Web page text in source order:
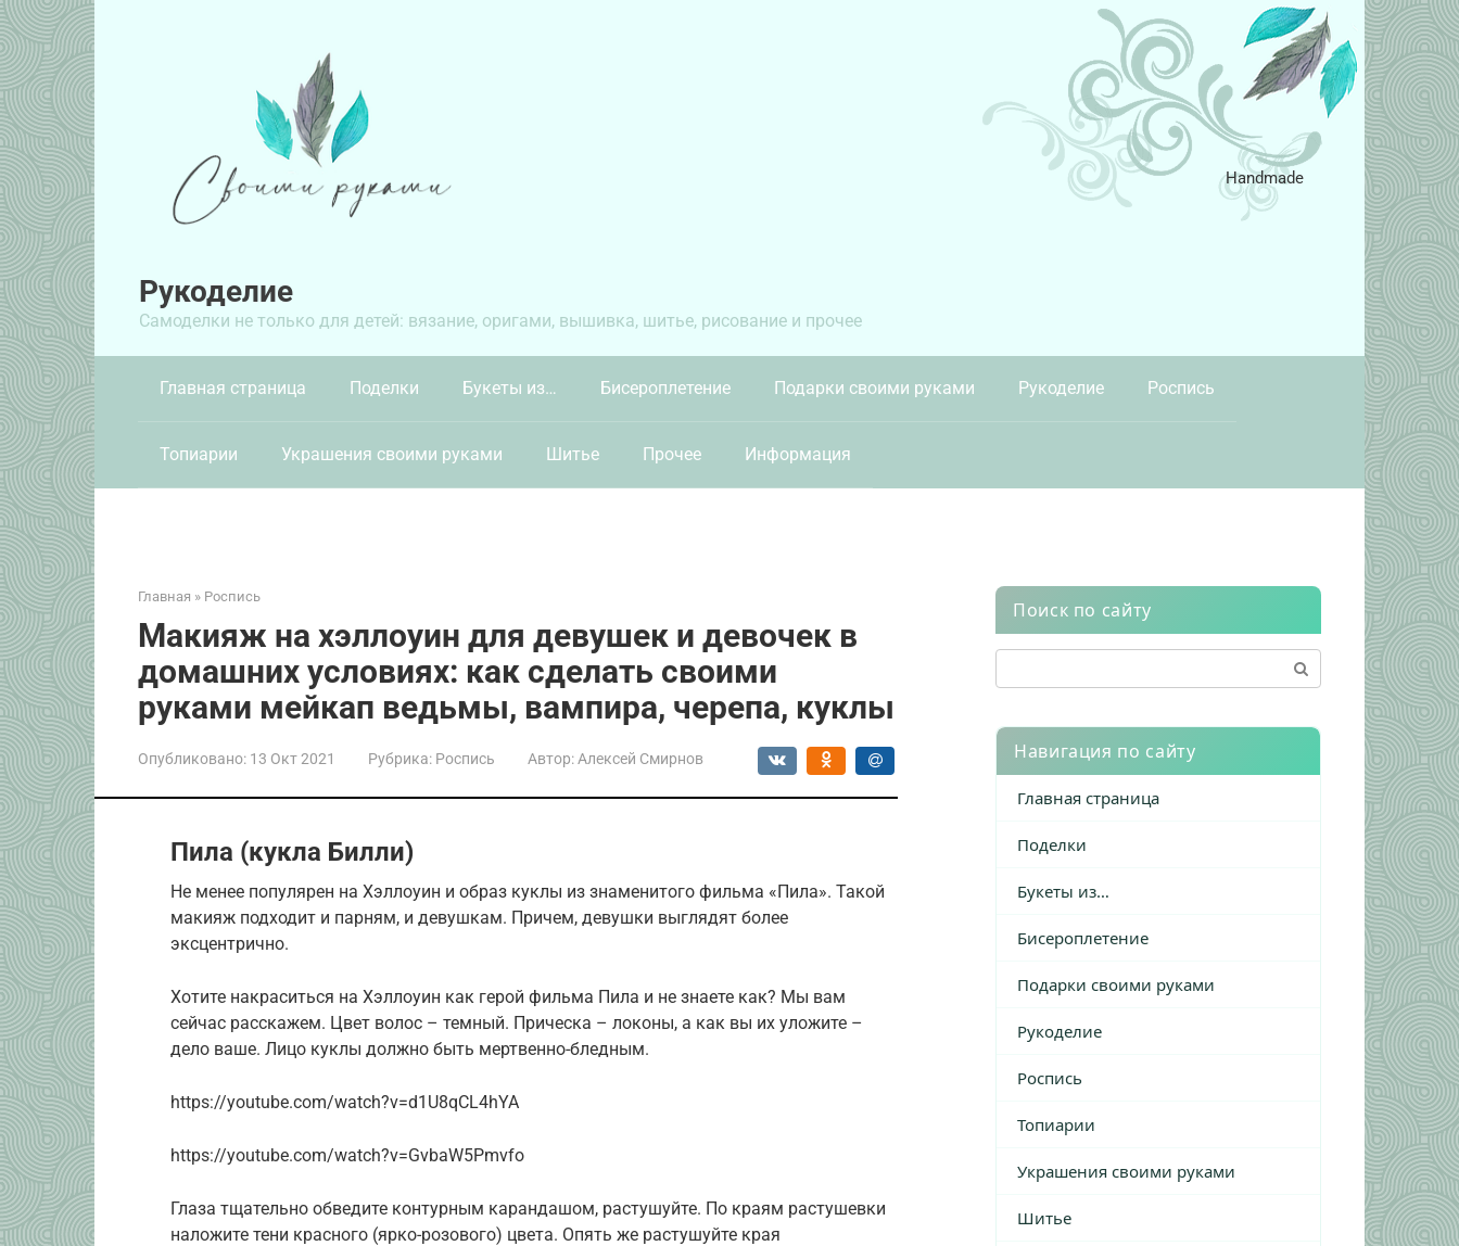
Перейти
к
контенту
Рукоделие
Самоделки не только для детей: вязание, оригами, вышивка, шитье, рисование и прочее
Handmade
Главная страница Поделки Букеты из… Бисероплетение Подарки своими руками Рукоделие Роспись
Топиарии Украшения своими руками Шитье Прочее Информация
Главная » Роспись
Макияж на хэллоуин для девушек и девочек в
домашних условиях: как сделать своими
руками мейкап ведьмы, вампира, черепа, куклы
Опубликовано: 13 Окт 2021 Рубрика: Роспись Автор: Алексей Смирнов
Пила (кукла Билли)
Не менее популярен на Хэллоуин и образ куклы из знаменитого фильма «Пила». Такой
макияж подходит и парням, и девушкам. Причем, девушки выглядят более
эксцентрично.
Хотите накраситься на Хэллоуин как герой фильма Пила и не знаете как? Мы вам
сейчас расскажем. Цвет волос – темный. Прическа – локоны, а как вы их уложите –
дело ваше. Лицо куклы должно быть мертвенно-бледным.
https://youtube.com/watch?v=d1U8qCL4hYA
https://youtube.com/watch?v=GvbaW5Pmvfo
Глаза тщательно обведите контурным карандашом, растушуйте. По краям растушевки
наложите тени красного (ярко-розового) цвета. Опять же растушуйте края
Поиск по сайту
Навигация по сайту
Главная страница
Поделки
Букеты из…
Бисероплетение
Подарки своими руками
Рукоделие
Роспись
Топиарии
Украшения своими руками
Шитье